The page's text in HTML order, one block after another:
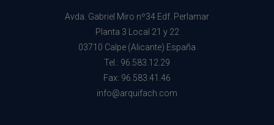
Avda. Gabriel Miro nº34 Edf. Perlamar
Planta 3 Local 21 y 22
03710 Calpe (Alicante) España
Tel.: 96.583.12.29
Fax: 96.583.41.46
info@arquifach.com